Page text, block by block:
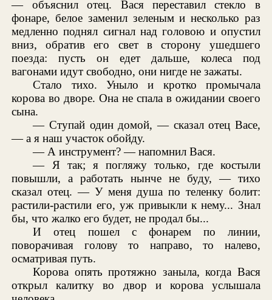
— объяснил отец. Вася переставил стекло в
фонаре, белое заменил зеленым и несколько раз
медленно поднял сигнал над головою и опустил
вниз, обратив его свет в сторону ушедшего
поезда: пусть он едет дальше, колеса под
вагонами идут свободно, они нигде не зажаты.
Стало тихо. Уныло и кротко промычала
корова во дворе. Она не спала в ожидании своего
сына.
— Ступай один домой, — сказал отец Васе,
— а я наш участок обойду.
— А инструмент? — напомнил Вася.
— Я так; я погляжу только, где костыли
повышли, а работать нынче не буду, — тихо
сказал отец. — У меня душа по теленку болит:
растили-растили его, уж привыкли к нему... Знал
бы, что жалко его будет, не продал бы...
И отец пошел с фонарем по линии,
поворачивая голову то направо, то налево,
осматривая путь.
Корова опять протяжно заныла, когда Вася
открыл калитку во двор и корова услышала